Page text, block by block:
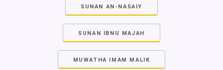
SUNAN AN-NASAIY
SUNAN IBNU MAJAH
MUWATHA IMAM MALIK